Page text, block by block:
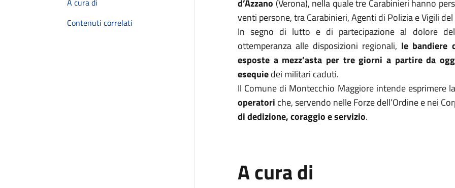
A cura di
Contenuti correlati
d’Azzano (Verona), nella quale tre Carabinieri hanno
venti persone, tra Carabinieri, Agenti di Polizia e Vigili
In segno di lutto e di partecipazione al dolore
ottemperanza alle disposizioni regionali, le bandiere
esposte a mezz’asta per tre giorni a partire da
esequiedei militari caduti.
Il Comune di Montecchio Maggiore intende esprimere
operatori che, servendo nelle Forze dell’Ordine e nei
di dedizione, coraggio e servizio.
A cura di